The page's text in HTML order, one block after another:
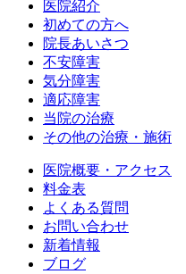
医院紹介
初めての方へ
院長あいさつ
不安障害
気分障害
適応障害
当院の治療
その他の治療・施術
医院概要・アクセス
料金表
よくある質問
お問い合わせ
新着情報
ブログ